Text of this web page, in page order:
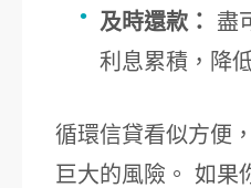
及時還款：
盡
利息累積，降
循環信貸看似方便
巨大的風險。 如果